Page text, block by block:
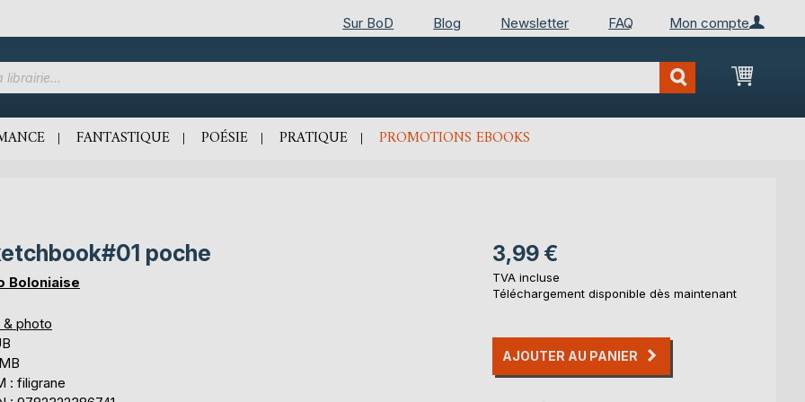
Mon compte
Sur BoD Blog Newsletter FAQ
Mon
FANTASTIQUE POÉSIE PRATIQUE PROMOTIONS EBOOKS
poche
Boloniaise
& photo
: filigrane
3,99 €
TVA incluse
Téléchargement disponible dès maintenant
AJOUTER AU PANIER